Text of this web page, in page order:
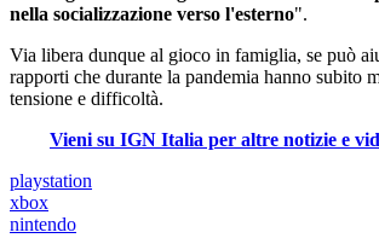
nella socializzazione verso l'esterno".
Via libera dunque al gioco in famiglia, se può
rapporti che durante la pandemia hanno subito
tensione e difficoltà.
Vieni su IGN Italia per altre notizie e
playstation
xbox
nintendo